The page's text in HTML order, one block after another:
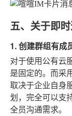
五、关于即
1. 创建群组有成
对于使用公有云
是固定的。而采
取决于企业自身
划，完全可以支
全员沟通需求。